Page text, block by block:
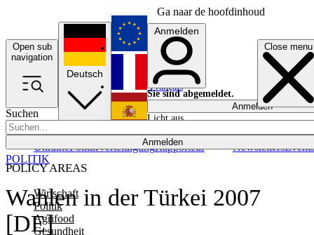
Ga naar de hoofdinhoud
Open sub
navigation
Close menu
Suchen
Anmelden
POLICY AREAS
Wirtschaft
Politik
Agrifood
Gesundheit
UkrainePolitikVerteidigungRapporteur NewslettersEvents
Deutsch
English
Français
Anmelden
Sie sind abgemeldet.
Anmelden
Licht aus
Wahlen in der Türkei 2007
[DE]
POLITIK